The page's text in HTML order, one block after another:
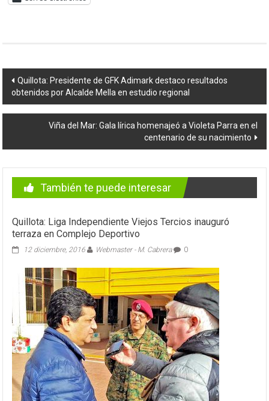
Navegación
de
entradas
Quillota: Presidente de GFK Adimark destaco resultados
obtenidos por Alcalde Mella en estudio regional
Viña del Mar: Gala lírica homenajeó a Violeta Parra en el
centenario de su nacimiento
También te puede interesar
Quillota: Liga Independiente Viejos Tercios inauguró
terraza en Complejo Deportivo
12 diciembre, 2016 Webmaster - M. Cabrera 0